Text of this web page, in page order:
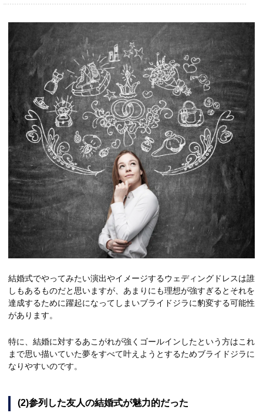
結婚式でやってみたい演出やイメージするウェディングドレスは誰
しもあるものだと思いますが、あまりにも理想が強すぎるとそれを
達成するために躍起になってしまいブライドジラに豹変する可能性
があります。
特に、結婚に対するあこがれが強くゴールインしたという方はこれ
まで思い描いていた夢をすべて叶えようとするためブライドジラに
なりやすいのです。
(2)参列した友人の結婚式が魅力的だった